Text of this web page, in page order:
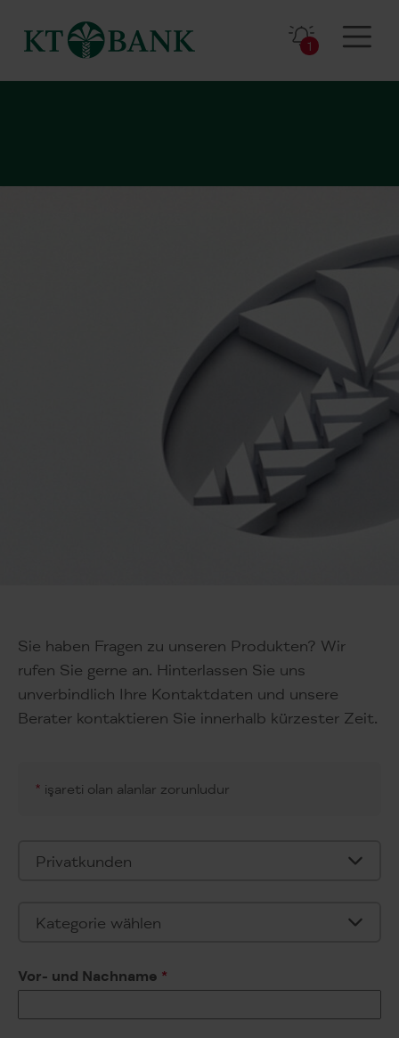
1
Sie haben Fragen zu unseren Produkten? Wir
rufen Sie gerne an. Hinterlassen Sie uns
unverbindlich Ihre Kontaktdaten und unsere
Berater kontaktieren Sie innerhalb kürzester Zeit.
* işareti olan alanlar zorunludur
Vor- und Nachname *